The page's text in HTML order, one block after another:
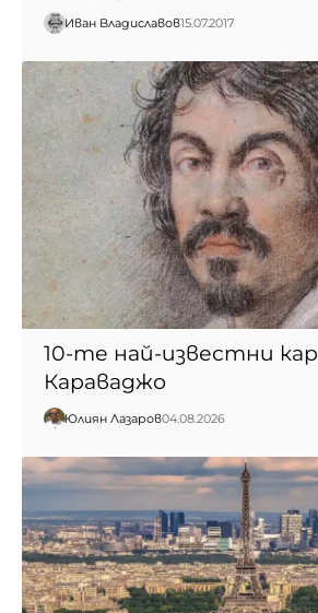
Иван Владиславов15.07.2017
10-те най-известни
Караваджо
Юлиян Лазаров04.08.2026